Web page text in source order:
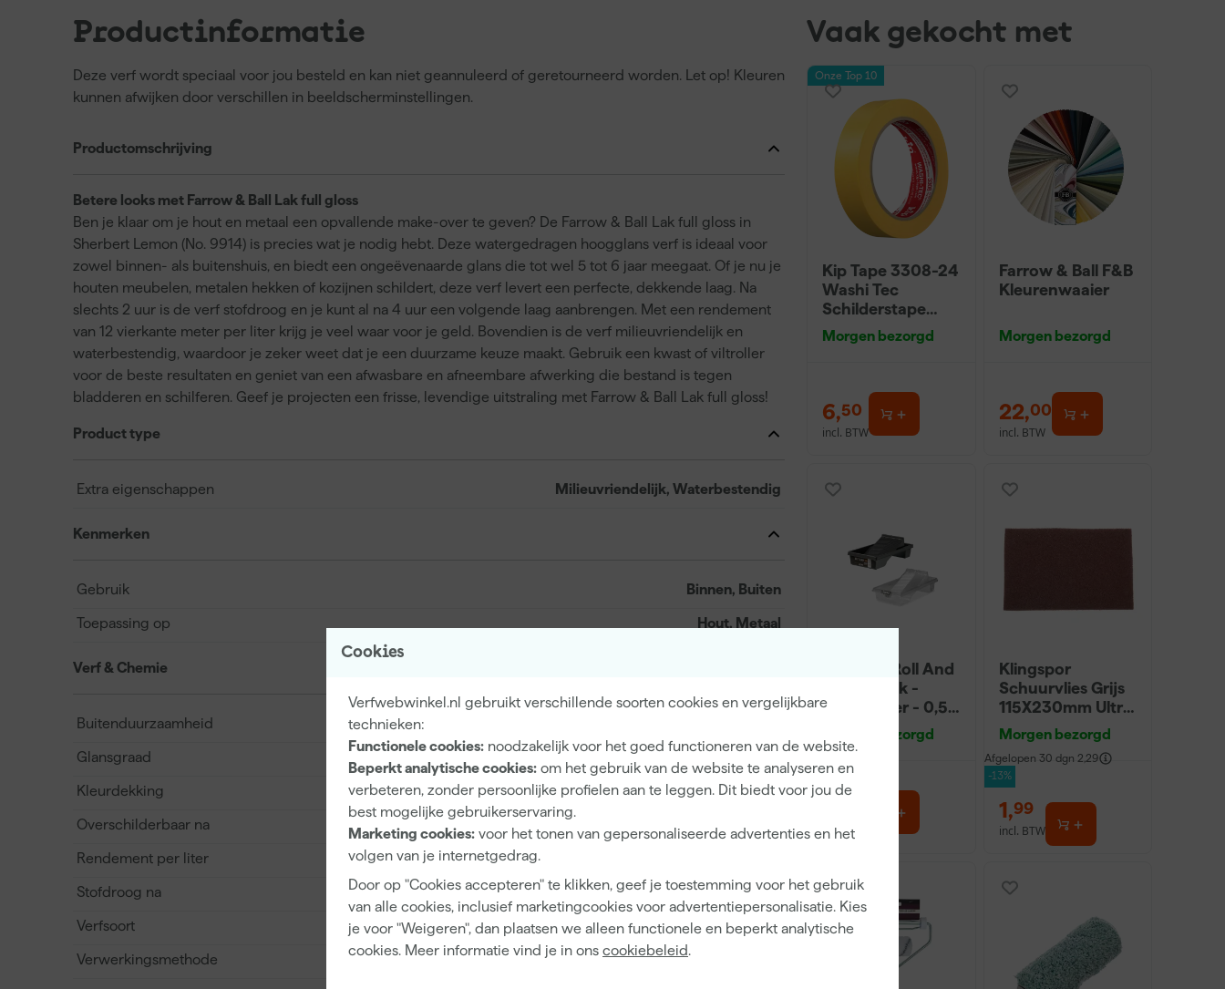
Cookies
Verfwebwinkel.nl gebruikt verschillende soorten cookies en vergelijkbare
technieken:
Functionele cookies: noodzakelijk voor het goed functioneren van de website.
Beperkt analytische cookies: om het gebruik van de website te analyseren en
verbeteren, zonder persoonlijke profielen aan te leggen. Dit biedt voor jou de
best mogelijke gebruikerservaring.
Marketing cookies: voor het tonen van gepersonaliseerde advertenties en het
volgen van je internetgedrag.
Door op "Cookies accepteren" te klikken, geef je toestemming voor het gebruik
van alle cookies, inclusief marketingcookies voor advertentiepersonalisatie. Kies
je voor "Weigeren", dan plaatsen we alleen functionele en beperkt analytische
cookies. Meer informatie vind je in ons cookiebeleid.
Productinformatie
Deze verf wordt speciaal voor jou besteld en kan niet geannuleerd of geretourneerd worden. Let op! Kleuren
kunnen afwijken door verschillen in beeldscherminstellingen.
Productomschrijving
Betere looks met Farrow & Ball Lak full gloss
Ben je klaar om je hout en metaal een opvallende make-over te geven? De Farrow & Ball Lak full gloss in
Sherbert Lemon (No. 9914) is precies wat je nodig hebt. Deze watergedragen hoogglans verf is ideaal voor
zowel binnen- als buitenshuis, en biedt een ongeëvenaarde glans die tot wel 5 tot 6 jaar meegaat. Of je nu je
houten meubelen, metalen hekken of kozijnen schildert, deze verf levert een perfecte, dekkende laag. Na
slechts 2 uur is de verf stofdroog en je kunt al na 4 uur een volgende laag aanbrengen. Met een rendement
van 12 vierkante meter per liter krijg je veel waar voor je geld. Bovendien is de verf milieuvriendelijk en
waterbestendig, waardoor je zeker weet dat je een duurzame keuze maakt. Gebruik een kwast of viltroller
voor de beste resultaten en geniet van een afwasbare en afneembare afwerking die bestand is tegen
bladderen en schilferen. Geef je projecten een frisse, levendige uitstraling met Farrow & Ball Lak full gloss!
Product type
Extra eigenschappen Milieuvriendelijk, Waterbestendig
Kenmerken
Gebruik Binnen, Buiten
Toepassing op Hout, Metaal
Verf & Chemie
Buitenduurzaamheid
Glansgraad Hoogglans
Kleurdekking Dekkend
Overschilderbaar na
Rendement per liter
Stofdroog na 2 h
Verfsoort Waterbasis (acryl)
Verwerkingsmethode Kwast, Viltroller
Vaak gekocht met
Onze Top 10
Kip Tape 3308-24
Washi Tec
Schilderstape
Gold - 24mm x
50m
Morgen bezorgd
6,50
incl. BTW
Farrow & Ball F&B
Kleurenwaaier
Morgen bezorgd
22,00
incl. BTW
Go!Paint Roll And
Go Verfbak -
12cm Roller - 0,5L
+ 5 Inzetbakken
Morgen bezorgd
incl. BTW
Klingspor
Schuurvlies Grijs
115X230mm Ultra
Fijn
Morgen bezorgd
Afgelopen 30 dgn 2,29
-13%
1,99
incl. BTW